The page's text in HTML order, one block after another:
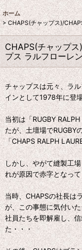
ホーム
> CHAPS(チャップス)/
CHAPS(チャップ
プス ラルフローレ
チャップスは元々、ラ
インとして1978年に登
当初は「RUGBY
たが、土壇場でRUGBY
「CHAPS RALPH
しかし、やがて縫製工
れが原因で赤字となっ
当時、CHAPSの社長は
が、この事態に気付い
社員たちを即解雇し、
た・・・